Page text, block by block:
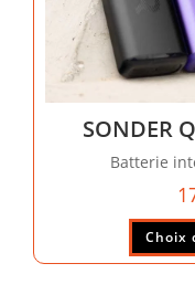
SONDER
Batterie
Choix